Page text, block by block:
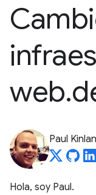
web.
Paul Kinlan
Hola, soy Paul.